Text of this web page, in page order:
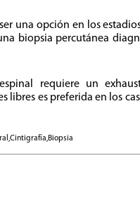
una opción en los
biopsia percutánea
requiere un
libres es preferida en los